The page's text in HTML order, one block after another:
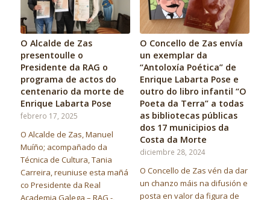
O Alcalde de Zas
presentoulle o
Presidente da RAG o
programa de actos do
centenario da morte de
Enrique Labarta Pose
febrero 17, 2025
O Alcalde de Zas, Manuel
Muíño; acompañado da
Técnica de Cultura, Tania
Carreira, reuniuse esta mañá
co Presidente da Real
Academia Galega – RAG -,
O Concello de Zas envía
un exemplar da
“Antoloxía Poética” de
Enrique Labarta Pose e
outro do libro infantil “O
Poeta da Terra” a todas
as bibliotecas públicas
dos 17 municipios da
Costa da Morte
diciembre 28, 2024
O Concello de Zas vén da dar
un chanzo máis na difusión e
posta en valor da figura de